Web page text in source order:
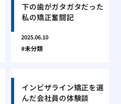
下の歯がガタガタだった
私の矯正奮闘記
2025.06.10
未分類
インビザライン矯正を選
んだ会社員の体験談